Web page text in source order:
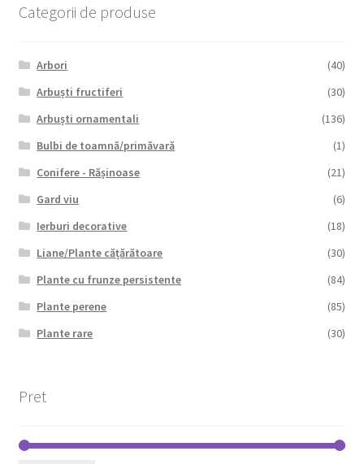
Categorii de produse
Arbori
(40)
Arbuști fructiferi
(30)
Arbuști ornamentali
(136)
Bulbi de toamnă/primăvară
(1)
Conifere - Rășinoase
(21)
Gard viu
(6)
Ierburi decorative
(18)
Liane/Plante cățărătoare
(30)
Plante cu frunze persistente
(84)
Plante perene
(85)
Plante rare
(30)
Pret